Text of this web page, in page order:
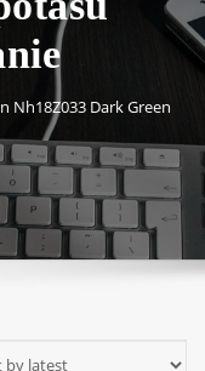
Nh18Z033 Dark Green